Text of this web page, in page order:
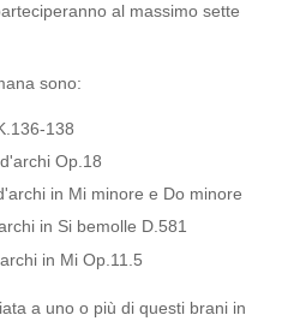
al massimo sette
sono:
138
Op.18
in Mi minore e Do minore
in Si bemolle D.581
in Mi Op.11.5
a uno o più di questi brani in